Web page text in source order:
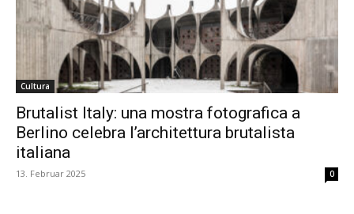
Cultura
Brutalist Italy: una mostra fotografica a
Berlino celebra l’architettura brutalista
italiana
13. Februar 2025 0